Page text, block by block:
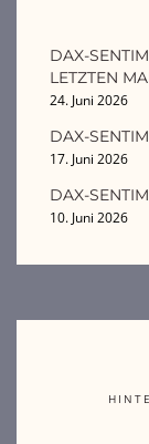
DAX-
LETZTEN
24. Juni 2026
DAX-
17. Juni 2026
DAX-
10. Juni 2026